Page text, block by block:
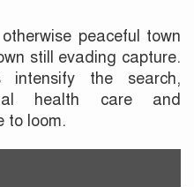
peaceful town
still evading capture.
intensify the search,
health care and
to loom.